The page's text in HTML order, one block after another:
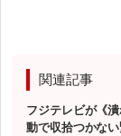
関連記事
フジテレビが《
動で収拾つかな